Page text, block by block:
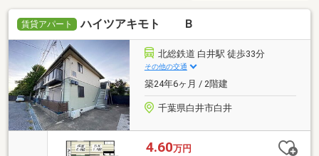
賃貸アパート ハイツアキモト Ｂ
北総鉄道 白井駅 徒歩33分
その他の交通
築24年6ヶ月 / 2階建
千葉県白井市白井
4.60万円